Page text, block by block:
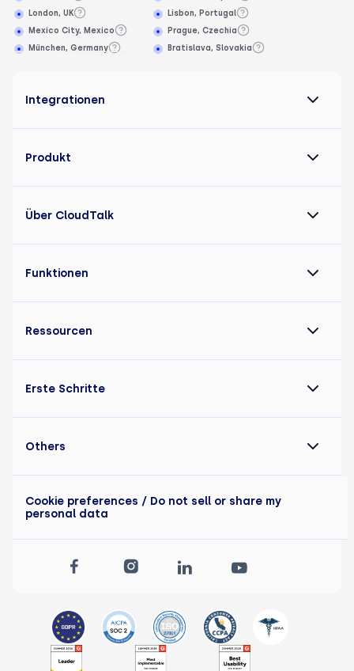
London, UK
Mexico City, Mexico
München, Germany
Lisbon, Portugal
Prague, Czechia
Bratislava, Slovakia
Integrationen
Produkt
Über CloudTalk
Funktionen
Ressourcen
Erste Schritte
Others
Cookie preferences / Do not sell or share my
personal data